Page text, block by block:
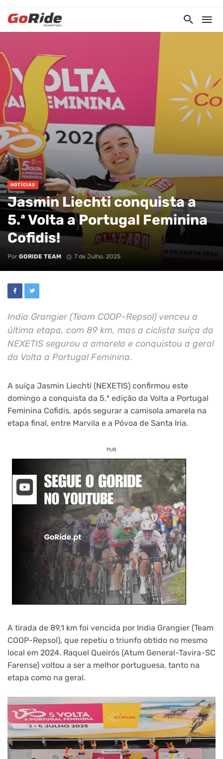
NOTÍCIAS
Jasmin Liechti conquista a
5.ª Volta a Portugal Feminina
Cofidis!
Por GORIDE TEAM 7 de Julho, 2025
India Grangier (Team COOP-Repsol) venceu a
última etapa, com 89 km, mas a ciclista suíça da
NEXETIS segurou a amarela e conquistou a geral
da Volta a Portugal Feminina.
A suíça Jasmin Liechti (NEXETIS) confirmou este
domingo a conquista da 5.ª edição da Volta a Portugal
Feminina Cofidis, após segurar a camisola amarela na
etapa final, entre Marvila e a Póvoa de Santa Iria.
PUB
A tirada de 89,1 km foi vencida por India Grangier (Team
COOP-Repsol), que repetiu o triunfo obtido no mesmo
local em 2024. Raquel Queirós (Atum General-Tavira-SC
Farense) voltou a ser a melhor portuguesa, tanto na
etapa como na geral.